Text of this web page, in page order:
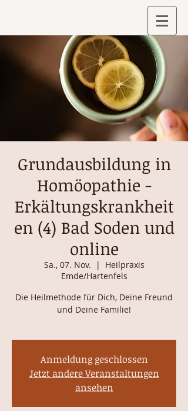
Grundausbildung in
Homöopathie -
Erkältungskrankheit
en (4) Bad Soden und
online
Sa., 07. Nov.
  |
Heilpraxis
Emde/Hartenfels
Die Heilmethode für Dich, Deine Freund
und Deine Familie!
Anmeldung geschlossen
Jetzt andere Veranstaltungen
ansehen